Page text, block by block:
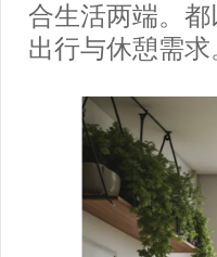
合生活两端。
出行与休憩需求